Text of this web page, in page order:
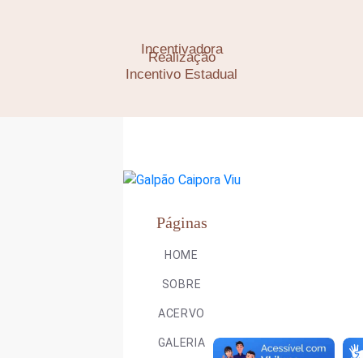
Realização
Incentivadora
Incentivo Estadual
Páginas
HOME
SOBRE
ACERVO
GALERIA